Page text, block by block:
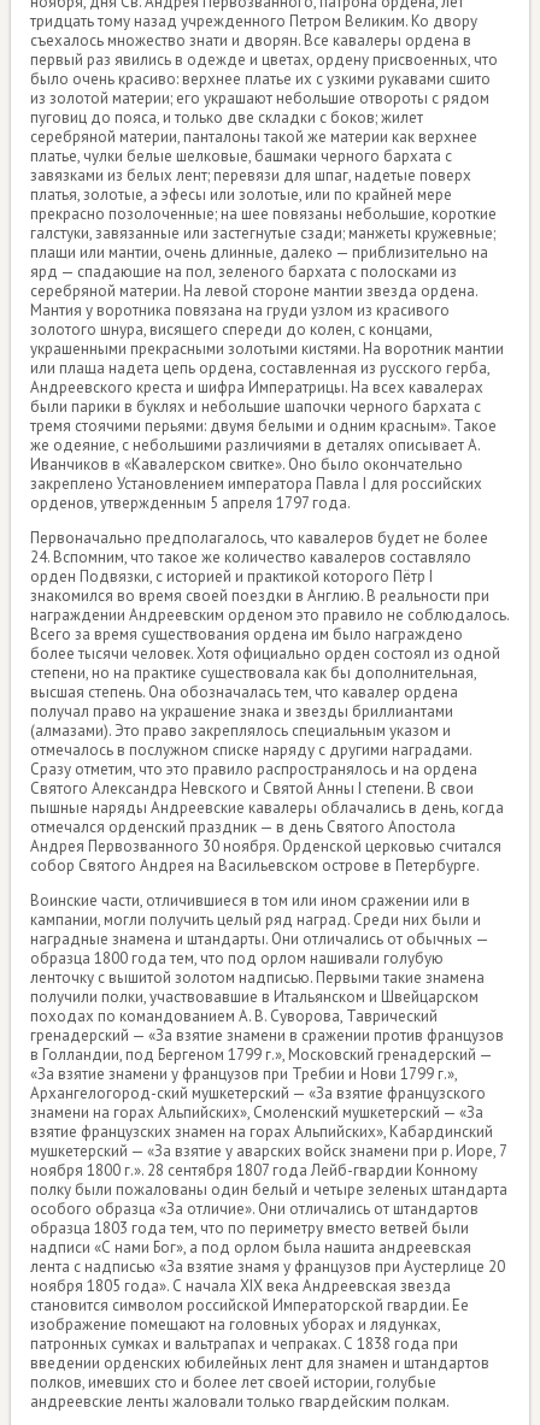
тридцать тому назад учрежденного Петром Великим. Ко двору
съехалось множество знати и дворян. Все кавалеры ордена в
первый раз явились в одежде и цветах, ордену присвоенных, что
было очень красиво: верхнее платье их с узкими рукавами сшито
из золотой материи; его украшают небольшие отвороты с рядом
пуговиц до пояса, и только две складки с боков; жилет
серебряной материи, панталоны такой же материи как верхнее
платье, чулки белые шелковые, башмаки черного бархата с
завязками из белых лент; перевязи для шпаг, надетые поверх
платья, золотые, а эфесы или золотые, или по крайней мере
прекрасно позолоченные; на шее повязаны небольшие, короткие
галстуки, завязанные или застегнутые сзади; манжеты кружевные;
плащи или мантии, очень длинные, далеко — приблизительно на
ярд — спадающие на пол, зеленого бархата с полосками из
серебряной материи. На левой стороне мантии звезда ордена.
Мантия у воротника повязана на груди узлом из красивого
золотого шнура, висящего спереди до колен, с концами,
украшенными прекрасными золотыми кистями. На воротник мантии
или плаща надета цепь ордена, составленная из русского герба,
Андреевского креста и шифра Императрицы. На всех кавалерах
были парики в буклях и небольшие шапочки черного бархата с
тремя стоячими перьями: двумя белыми и одним красным». Такое
же одеяние, с небольшими различиями в деталях описывает А.
Иванчиков в «Кавалерском свитке». Оно было окончательно
закреплено Установлением императора Павла I для российских
орденов, утвержденным 5 апреля 1797 года.
Первоначально предполагалось, что кавалеров будет не более
24. Вспомним, что такое же количество кавалеров составляло
орден Подвязки, с историей и практикой которого Пётр I
знакомился во время своей поездки в Англию. В реальности при
награждении Андреевским орденом это правило не соблюдалось.
Всего за время существования ордена им было награждено
более тысячи человек. Хотя официально орден состоял из одной
степени, но на практике существовала как бы дополнительная,
высшая степень. Она обозначалась тем, что кавалер ордена
получал право на украшение знака и звезды бриллиантами
(алмазами). Это право закреплялось специальным указом и
отмечалось в послужном списке наряду с другими наградами.
Сразу отметим, что это правило распространялось и на ордена
Святого Александра Невского и Святой Анны I степени. В свои
пышные наряды Андреевские кавалеры облачались в день, когда
отмечался орденский праздник — в день Святого Апостола
Андрея Первозванного 30 ноября. Орденской церковью считался
собор Святого Андрея на Васильевском острове в Петербурге.
Воинские части, отличившиеся в том или ином сражении или в
кампании, могли получить целый ряд наград. Среди них были и
наградные знамена и штандарты. Они отличались от обычных —
образца 1800 года тем, что под орлом нашивали голубую
ленточку с вышитой золотом надписью. Первыми такие знамена
получили полки, участвовавшие в Итальянском и Швейцарском
походах по командованием А. В. Суворова, Таврический
гренадерский — «За взятие знамени в сражении против французов
в Голландии, под Бергеном 1799 г.», Московский гренадерский —
«За взятие знамени у французов при Требии и Нови 1799 г.»,
Архангелогород-ский мушкетерский — «За взятие французского
знамени на горах Альпийских», Смоленский мушкетерский — «За
взятие французских знамен на горах Альпийских», Кабардинский
мушкетерский — «За взятие у аварских войск знамени при р. Иоре, 7
ноября 1800 г.». 28 сентября 1807 года Лейб-гвардии Конному
полку были пожалованы один белый и четыре зеленых штандарта
особого образца «За отличие». Они отличались от штандартов
образца 1803 года тем, что по периметру вместо ветвей были
надписи «С нами Бог», а под орлом была нашита андреевская
лента с надписью «За взятие знамя у французов при Аустерлице 20
ноября 1805 года». С начала XIX века Андреевская звезда
становится символом российской Императорской гвардии. Ее
изображение помещают на головных уборах и лядунках,
патронных сумках и вальтрапах и чепраках. С 1838 года при
введении орденских юбилейных лент для знамен и штандартов
полков, имевших сто и более лет своей истории, голубые
андреевские ленты жаловали только гвардейским полкам.